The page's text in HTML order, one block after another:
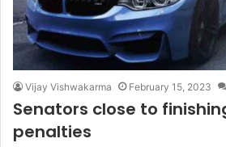
Vijay Vishwakarma February 15, 2023
Senators close to
penalties